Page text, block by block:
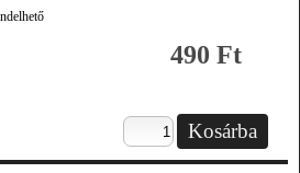
490 Ft